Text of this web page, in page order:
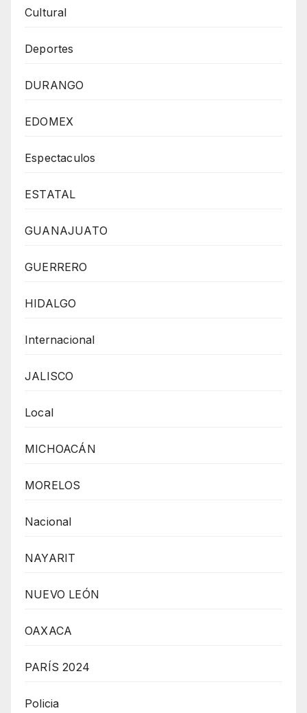
Cultural
Deportes
DURANGO
EDOMEX
Espectaculos
ESTATAL
GUANAJUATO
GUERRERO
HIDALGO
Internacional
JALISCO
Local
MICHOACÁN
MORELOS
Nacional
NAYARIT
NUEVO LEÓN
OAXACA
PARÍS 2024
Policia